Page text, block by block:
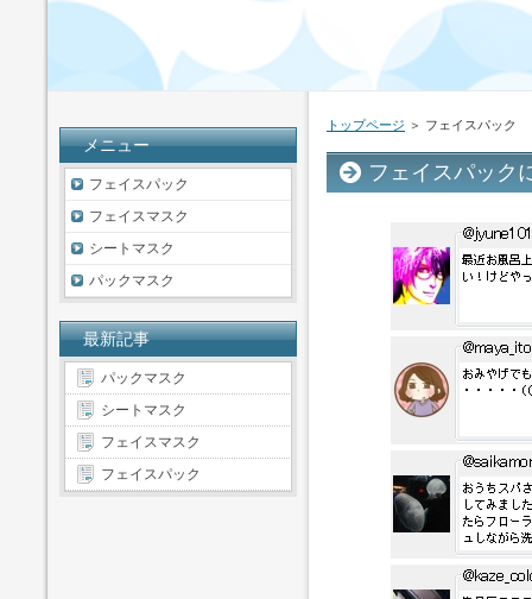
トップページ ＞ フェイスパック
フェイスパック
メニュー
フェイスパック
フェイスマスク
シートマスク
パックマスク
最新記事
パックマスク
シートマスク
フェイスマスク
フェイスパック